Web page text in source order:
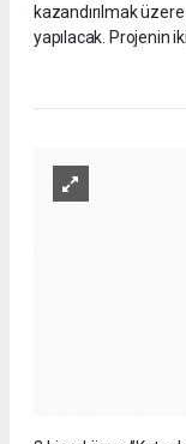
kazandırılmak
yapılacak. Projenin